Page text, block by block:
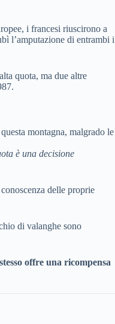
i francesi riuscirono a
l’amputazione di entrambi i
quota, ma due altre
montagna, malgrado le
è una decisione
delle proprie
di valanghe sono
offre una ricompensa